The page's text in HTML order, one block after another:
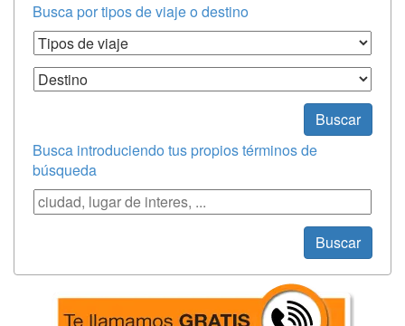
Busca por tipos de viaje o destino
Tipos de Viaje
Destino
Buscar
Busca introduciendo tus propios términos de
búsqueda
Búsqueda
Buscar